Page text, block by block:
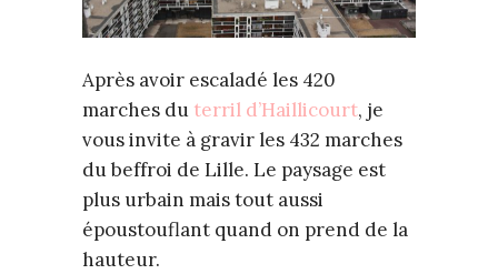
Après avoir escaladé les 420
marches du terril d’Haillicourt, je
vous invite à gravir les 432 marches
du beffroi de Lille. Le paysage est
plus urbain mais tout aussi
époustouflant quand on prend de la
hauteur.